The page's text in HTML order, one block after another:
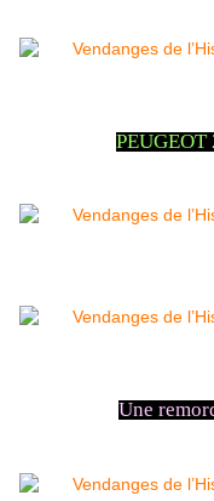
PEUGEOT
Une